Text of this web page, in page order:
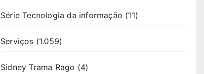
Série Tecnologia da informação (11)
Serviços (1.059)
Sidney Trama Rago (4)